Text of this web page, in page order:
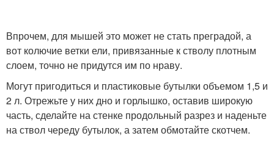
Впрочем, для мышей это может не стать преградой, а
вот колючие ветки ели, привязанные к стволу плотным
слоем, точно не придутся им по нраву.
Могут пригодиться и пластиковые бутылки объемом 1,5 и
2 л. Отрежьте у них дно и горлышко, оставив широкую
часть, сделайте на стенке продольный разрез и наденьте
на ствол череду бутылок, а затем обмотайте скотчем.